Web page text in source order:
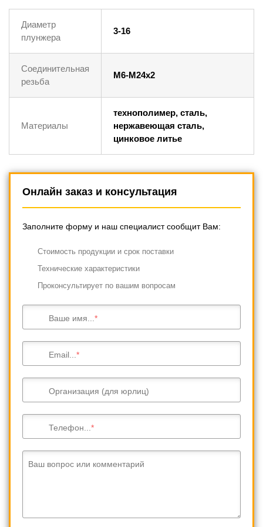
Диаметр
плунжера
3-16
Соединительная
резьба
M6-M24х2
Материалы
технополимер, сталь,
нержавеющая сталь,
цинковое литье
Онлайн заказ и консультация
Заполните форму и наш специалист сообщит Вам:
Cтоимость продукции и срок поставки
Технические характеристики
Проконсультирует по вашим вопросам
Ваше имя...
Email...
Организация (для юрлиц)
Телефон...
Ваш вопрос или комментарий